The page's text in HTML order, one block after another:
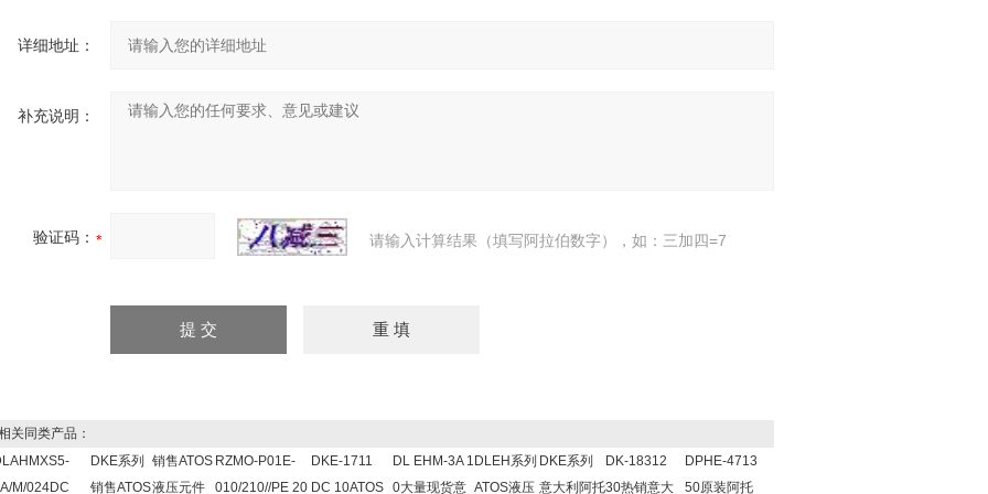
详细地址：
补充说明：
验证码： 请输入计算结果（填写阿拉伯数字），如：三加四=7
同类产品：
M/024DC
DKE系列
销售ATOS
销售ATOS
液压元件
RZMO-P01E-
010/210//PE 20
DKE-1711
DC 10ATOS
DL EHM-3A 1
0大量现货意
DLEH系列
ATOS液压
DKE系列
意大利阿托
DK-18312
30热销意大
DPHE-4713
50原装阿托